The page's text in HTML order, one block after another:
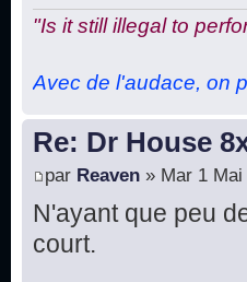
"Is it still illegal to
Avec de l'audace, on
Re: Dr House
par Reaven » Mar 1
N'ayant que peu
court.